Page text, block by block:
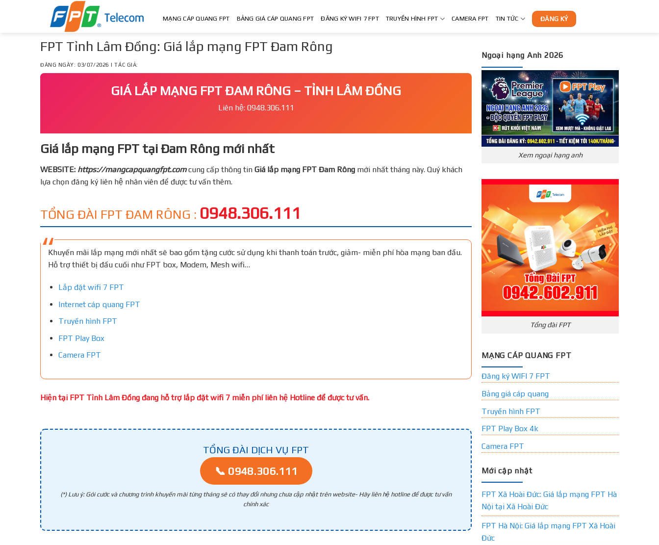
MẠNG CÁP QUANG FPT BẢNG GIÁ CÁP QUANG FPT ĐĂNG KÝ WIFI 7 FPT TRUYỀN HÌNH FPT CAMERA FPT TIN TỨC ĐĂNG KÝ
FPT Tỉnh Lâm Đồng: Giá lắp mạng FPT Đam Rông
ĐĂNG NGÀY: 03/07/2026 | TÁC GIẢ:
GIÁ LẮP MẠNG FPT ĐAM RÔNG – TỈNH LÂM ĐỒNG
Liên hệ: 0948.306.111
Giá lắp mạng FPT tại Đam Rông mới nhất
WEBSITE: https://mangcapquangfpt.comcung cấp thông tin Giá lắp mạng FPT Đam Rông mới nhất tháng này. Quý khách
lựa chọn đăng ký liên hệ nhân viên để được tư vấn thêm.
TỔNG ĐÀI FPT ĐAM RÔNG : 0948.306.111
Khuyến mãi lắp mạng mới nhất sẽ bao gồm tặng cước sử dụng khi thanh toán trước, giảm- miễn phí hòa mạng ban đầu.
Hỗ trợ thiết bị đầu cuối như FPT box, Modem, Mesh wifi…
Lắp đặt wifi 7 FPT
Internet cáp quang FPT
Truyền hình FPT
FPT Play Box
Camera FPT
Hiện tại FPT Tỉnh Lâm Đồng đang hỗ trợ lắp đặt wifi 7 miễn phí liên hệ Hotline để được tư vấn.
TỔNG ĐÀI DỊCH VỤ FPT
📞 0948.306.111
(*) Lưu ý: Gói cước và chương trình khuyến mãi từng tháng sẽ có thay đổi nhưng chưa cập nhật trên website- Hãy liên hệ hotline để được tư vấn
chính xác
Ngoại hạng Anh 2026
Xem ngoại hạng anh
Tổng đài FPT
MẠNG CÁP QUANG FPT
Đăng ký WIFI 7 FPT
Bảng giá cáp quang
Truyền hình FPT
FPT Play Box 4k
Camera FPT
Mới cập nhật
FPT Xã Hoài Đức: Giá lắp mạng FPT Hà
Nội tại Xã Hoài Đức
FPT Hà Nội: Giá lắp mạng FPT Xã Hoài
Đức